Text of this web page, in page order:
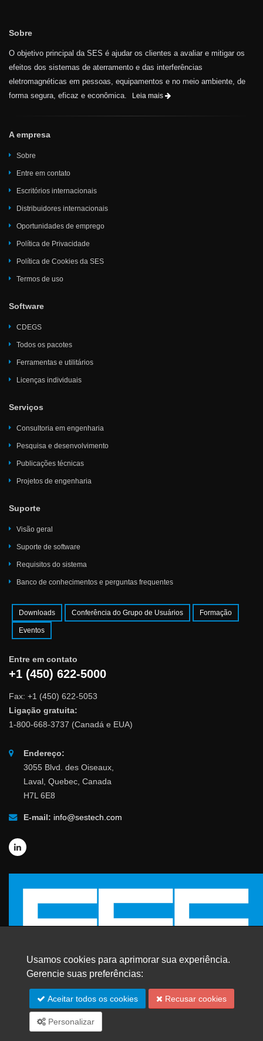
Sobre
O objetivo principal da SES é ajudar os clientes a avaliar e mitigar os
efeitos dos sistemas de aterramento e das interferências
eletromagnéticas em pessoas, equipamentos e no meio ambiente, de
forma segura, eficaz e econômica.
Leia mais
A empresa
Sobre
Entre em contato
Escritórios internacionais
Distribuidores internacionais
Oportunidades de emprego
Política de Privacidade
Política de Cookies da SES
Termos de uso
Software
CDEGS
Todos os pacotes
Ferramentas e utilitários
Licenças individuais
Serviços
Consultoria em engenharia
Pesquisa e desenvolvimento
Publicações técnicas
Projetos de engenharia
Suporte
Visão geral
Suporte de software
Requisitos do sistema
Banco de conhecimentos e perguntas frequentes
Downloads Conferência do Grupo de Usuários Formação
Eventos
Entre em contato
+1 (450) 622-5000
Fax: +1 (450) 622-5053
Ligação gratuita:
1-800-668-3737 (Canadá e EUA)
Endereço:
3055 Blvd. des Oiseaux,
Laval, Quebec, Canada
H7L 6E8
E-mail: info@sestech.com
© 2026 SafEngServices & technologies ltd.
Todos os direitos reservados. | Marcas Registradas
Usamos cookies para aprimorar sua experiência.
Gerencie suas preferências:
Aceitar todos os cookies Recusar cookies
Personalizar